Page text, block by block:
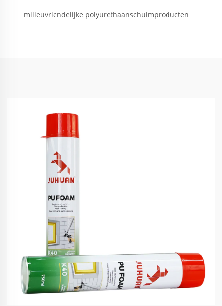
milieuvriendelijke polyurethaanschuimproducten